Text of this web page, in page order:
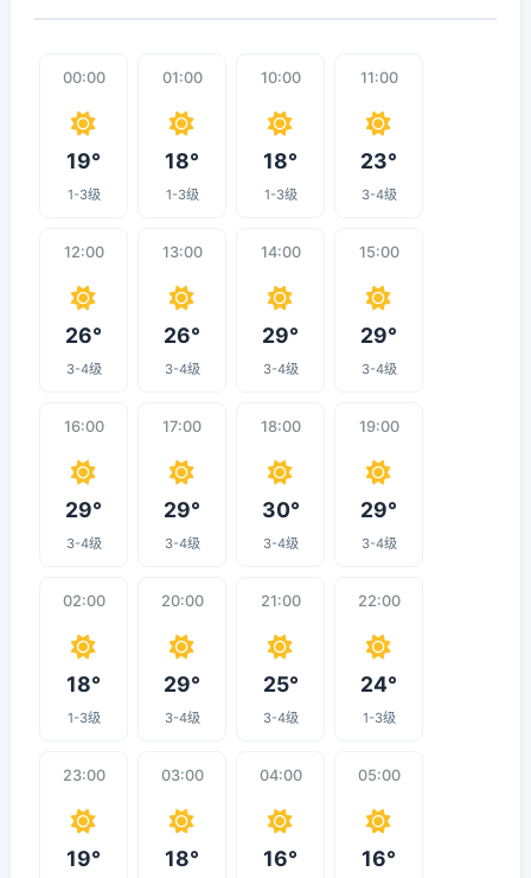
00:00
19°
1-3级
01:00
18°
1-3级
10:00
18°
1-3级
11:00
23°
3-4级
12:00
26°
3-4级
13:00
26°
3-4级
14:00
29°
3-4级
15:00
29°
3-4级
16:00
29°
3-4级
17:00
29°
3-4级
18:00
30°
3-4级
19:00
29°
3-4级
02:00
18°
1-3级
20:00
29°
3-4级
21:00
25°
3-4级
22:00
24°
1-3级
23:00
19°
03:00
18°
04:00
16°
05:00
16°